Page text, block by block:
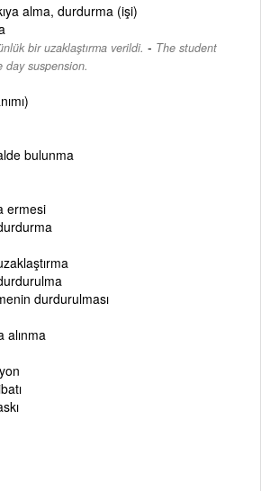
alma, durdurma (işi)
bir uzaklaştırma verildi. - The student
day suspension.
bulunma
ermesi
durdurulması
alınma